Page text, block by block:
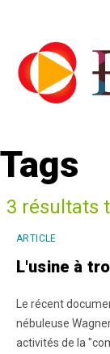
Tags
3 résultats
ARTICLE
L'usine à
Le récent
nébuleuse
activités de la